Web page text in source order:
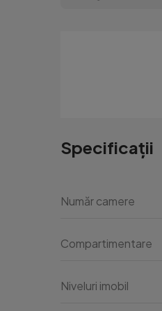
Specificații
Număr camere
Compartimentare
Niveluri imobil